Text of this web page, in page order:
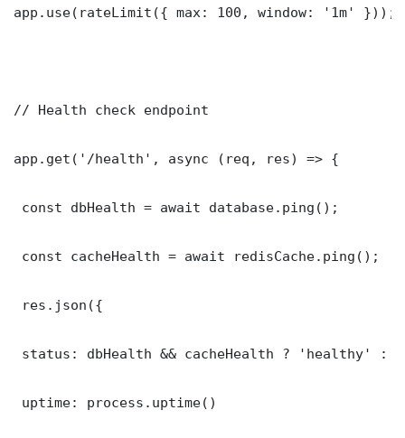
app.use(rateLimit({ max: 100, window: '1m' }));
// Health check endpoint
app.get('/health', async (req, res) => {
const dbHealth = await database.ping();
const cacheHealth = await redisCache.ping();
res.json({
status: dbHealth && cacheHealth ? 'healthy' :
uptime: process.uptime()